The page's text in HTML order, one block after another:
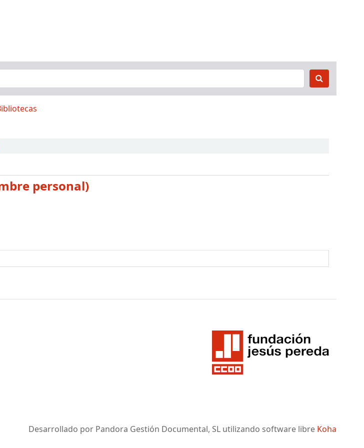
personal)
Desarrollado por Pandora Gestión Documental, SL utilizando software libre Koha